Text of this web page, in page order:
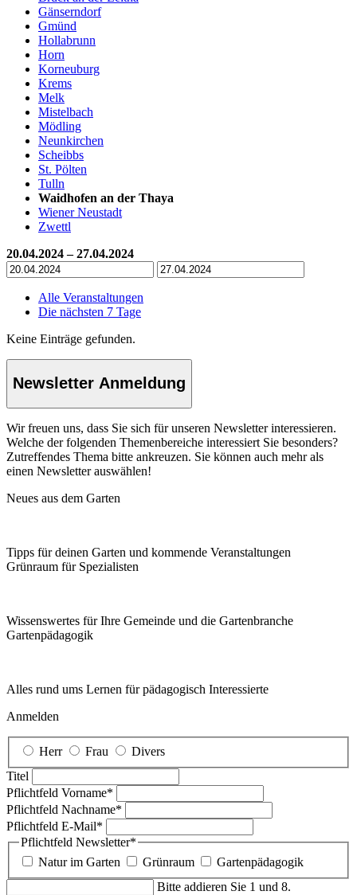
Gänserndorf
Gmünd
Hollabrunn
Horn
Korneuburg
Krems
Melk
Mistelbach
Mödling
Neunkirchen
Scheibbs
St. Pölten
Tulln
Waidhofen an der Thaya
Wiener Neustadt
Zwettl
20.04.2024 – 27.04.2024
Alle Veranstaltungen
Die nächsten 7 Tage
Keine Einträge gefunden.
Newsletter Anmeldung
Wir freuen uns, dass Sie sich für unseren Newsletter interessieren.
Welche der folgenden Themenbereiche interessiert Sie besonders?
Zutreffendes Thema bitte ankreuzen. Sie können auch mehr als
einen Newsletter auswählen!
Neues aus dem Garten
Tipps für deinen Garten und kommende Veranstaltungen
Grünraum für Spezialisten
Wissenswertes für Ihre Gemeinde und die Gartenbranche
Garten­pädagogik
Alles rund ums Lernen für pädagogisch Interessierte
Anmelden
Herr Frau
Divers
Titel
Pflichtfeld Vorname*
Pflichtfeld Nachname*
Pflichtfeld E-Mail*
Pflichtfeld Newsletter*
Natur im Garten
Grünraum
Gartenpädagogik
Bitte addieren Sie 1 und 8.